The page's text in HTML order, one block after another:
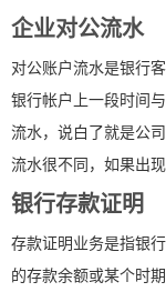
企业对公流水
对公账户流水是银行
银行帐户上一段时间
流水，说白了就是公
流水很不同，如果出
银行存款证明
存款证明业务是指银
的存款余额或某个时